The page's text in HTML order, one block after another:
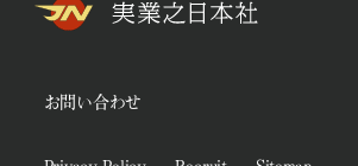
お問い合わせ